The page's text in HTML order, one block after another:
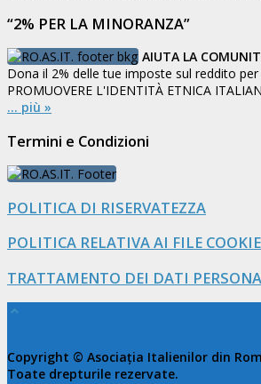
“2% PER LA MINORANZA”
AIUTA LA
Dona il 2% delle tue imposte sul reddito per
PROMUOVERE L'IDENTITÀ ETNICA
... più »
Termini e Condizioni
POLITICA DI RISERVATEZZA
POLITICA RELATIVA AI FILE COOKIE
TRATTAMENTO DEI DATI
Copyright © Asociația Italienilor din
Toate drepturile rezervate.